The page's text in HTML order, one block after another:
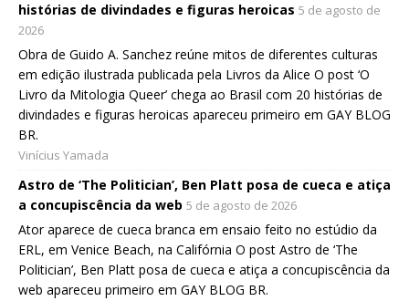
histórias de divindades e figuras heroicas 5 de agosto de
2026
Obra de Guido A. Sanchez reúne mitos de diferentes culturas
em edição ilustrada publicada pela Livros da Alice O post ‘O
Livro da Mitologia Queer’ chega ao Brasil com 20 histórias de
divindades e figuras heroicas apareceu primeiro em GAY BLOG
BR.
Vinícius Yamada
Astro de ‘The Politician’, Ben Platt posa de cueca e atiça
a concupiscência da web 5 de agosto de 2026
Ator aparece de cueca branca em ensaio feito no estúdio da
ERL, em Venice Beach, na Califórnia O post Astro de ‘The
Politician’, Ben Platt posa de cueca e atiça a concupiscência da
web apareceu primeiro em GAY BLOG BR.